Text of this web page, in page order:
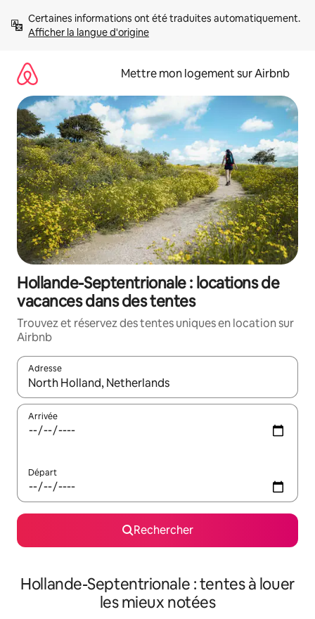
directement
Afficher la langue d'origine
Mettre mon logement sur Airbnb
Hollande-Septentrionale : locations de
vacances dans des tentes
Trouvez et réservez des tentes uniques en location sur
Airbnb
Adresse
Lorsque les résultats s'affichent, utilisez les flèches vers le
Arrivée
Départ
Rechercher
Hollande-Septentrionale : tentes à louer
les mieux notées